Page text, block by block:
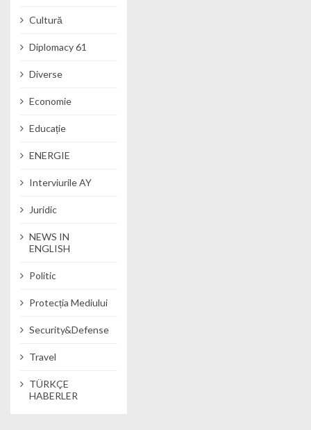
Cultură
Diplomacy 61
Diverse
Economie
Educație
ENERGIE
Interviurile AY
Juridic
NEWS IN
ENGLISH
Politic
Protecția Mediului
Security&Defense
Travel
TÜRKÇE
HABERLER